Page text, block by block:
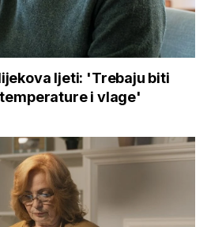
ljeti: 'Trebaju biti
i vlage'